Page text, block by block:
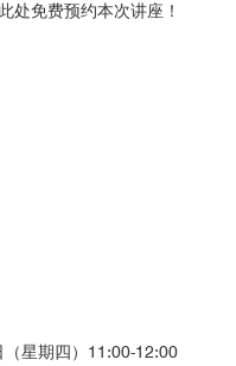
处免费预约本次讲座！
（星期四）11:00-12:00